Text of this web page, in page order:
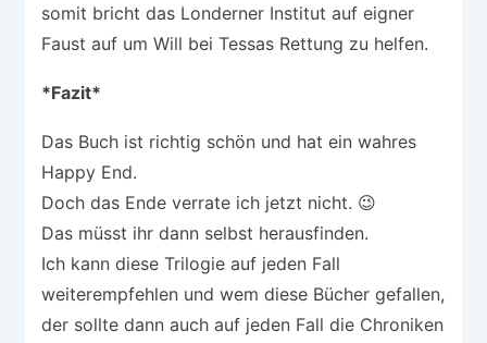
somit bricht das Londerner Institut auf eigner
Faust auf um Will bei Tessas Rettung zu helfen.
*Fazit*
Das Buch ist richtig schön und hat ein wahres
Happy End.
Doch das Ende verrate ich jetzt nicht. 😉
Das müsst ihr dann selbst herausfinden.
Ich kann diese Trilogie auf jeden Fall
weiterempfehlen und wem diese Bücher gefallen,
der sollte dann auch auf jeden Fall die Chroniken